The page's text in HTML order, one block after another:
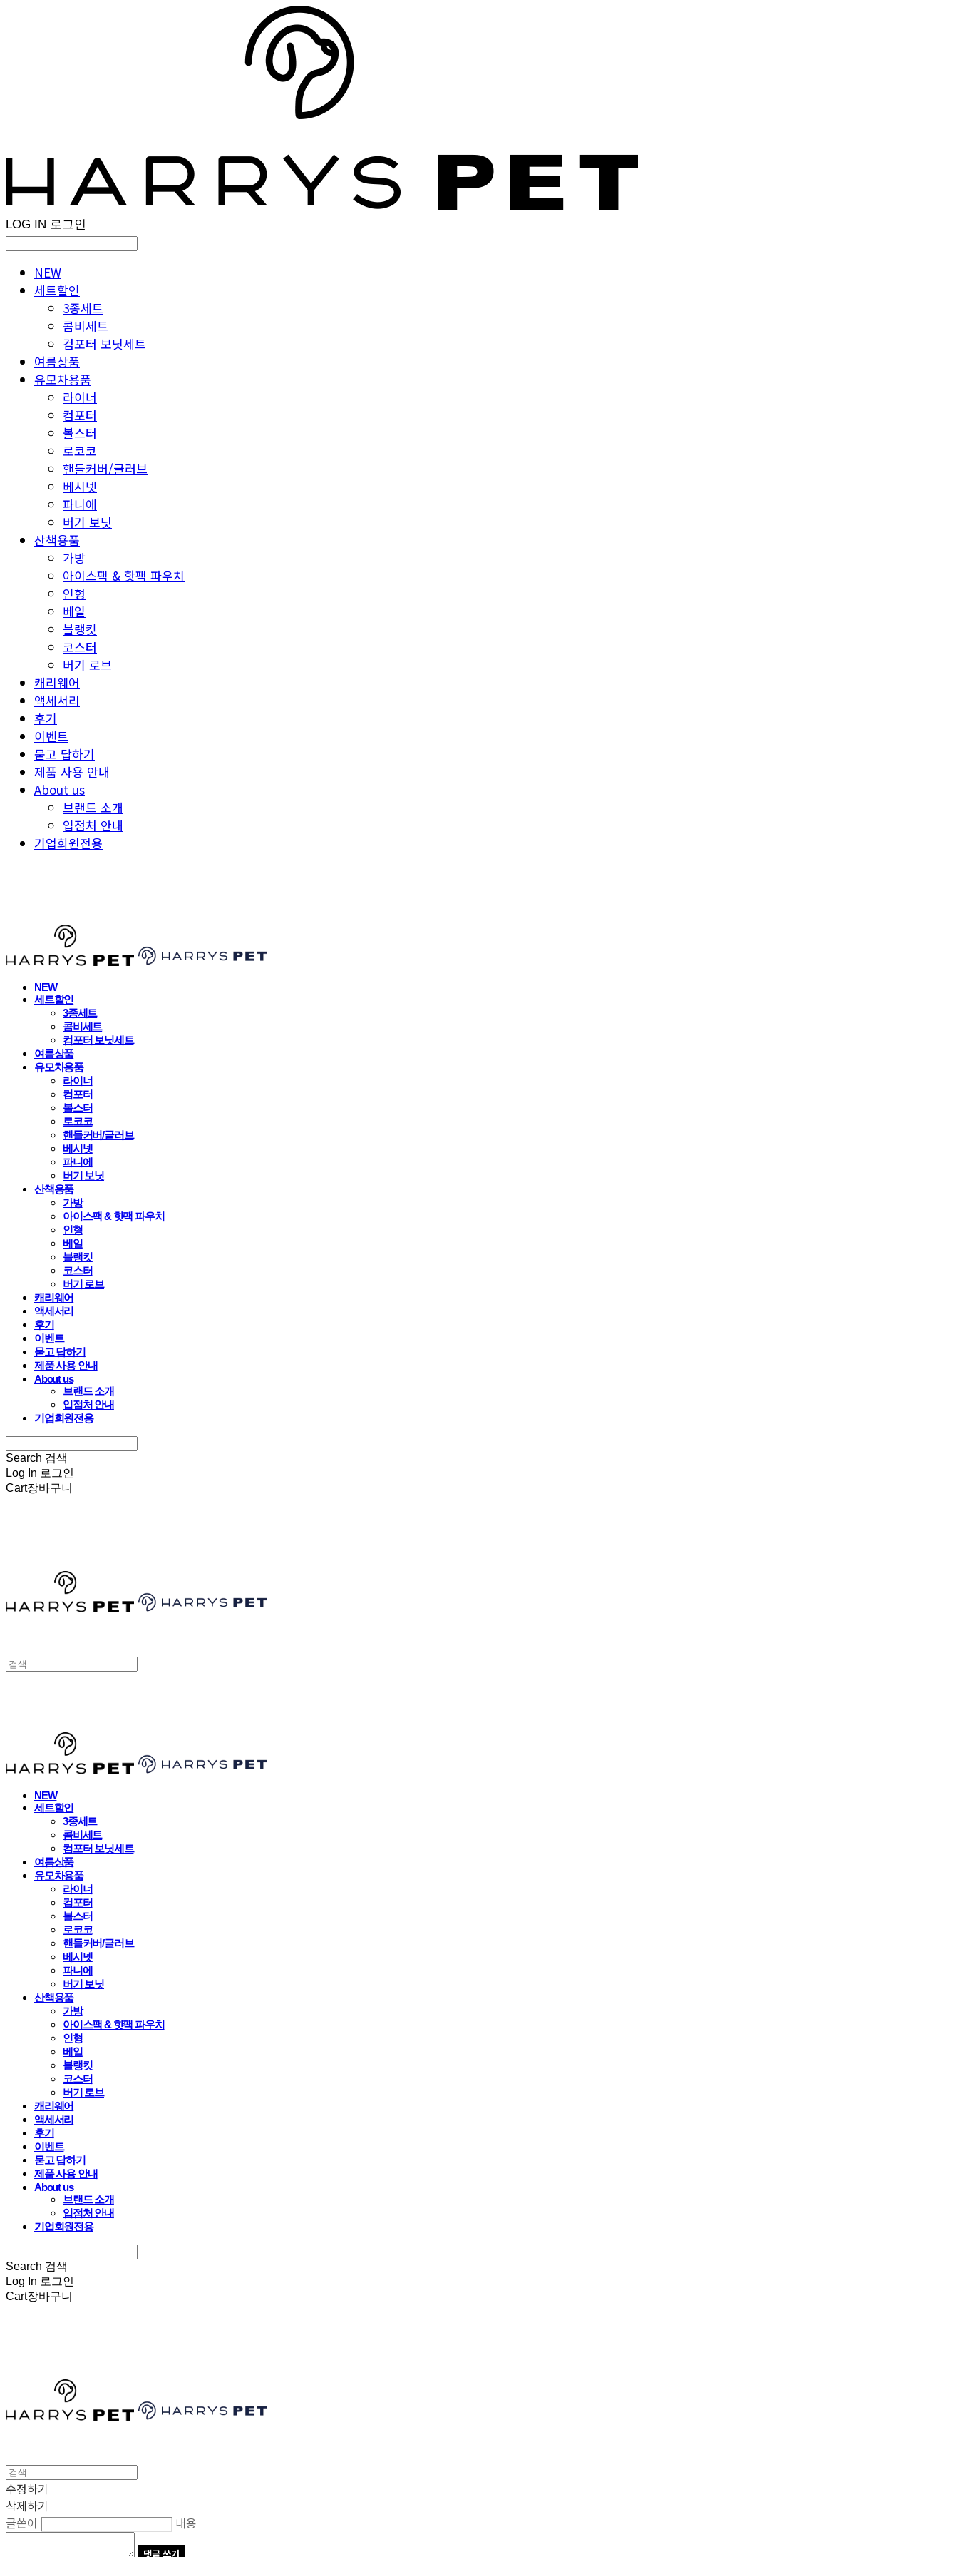
LOG IN 로그인
NEW
세트할인
3종세트
콤비세트
컴포터 보닛세트
여름상품
유모차용품
라이너
컴포터
볼스터
로코코
핸들커버/글러브
베시넷
파니에
버기 보닛
산책용품
가방
아이스팩 & 핫팩 파우치
인형
베일
블랭킷
코스터
버기 로브
캐리웨어
액세서리
후기
이벤트
묻고 답하기
제품 사용 안내
About us
브랜드 소개
입점처 안내
기업회원전용
NEW
세트할인
3종세트
콤비세트
컴포터 보닛세트
여름상품
유모차용품
라이너
컴포터
볼스터
로코코
핸들커버/글러브
베시넷
파니에
버기 보닛
산책용품
가방
아이스팩 & 핫팩 파우치
인형
베일
블랭킷
코스터
버기 로브
캐리웨어
액세서리
후기
이벤트
묻고 답하기
제품 사용 안내
About us
브랜드 소개
입점처 안내
기업회원전용
Search 검색
Log In 로그인
Cart장바구니
NEW
세트할인
3종세트
콤비세트
컴포터 보닛세트
여름상품
유모차용품
라이너
컴포터
볼스터
로코코
핸들커버/글러브
베시넷
파니에
버기 보닛
산책용품
가방
아이스팩 & 핫팩 파우치
인형
베일
블랭킷
코스터
버기 로브
캐리웨어
액세서리
후기
이벤트
묻고 답하기
제품 사용 안내
About us
브랜드 소개
입점처 안내
기업회원전용
Search 검색
Log In 로그인
Cart장바구니
수정하기
삭제하기
글쓴이
내용
댓글 쓰기